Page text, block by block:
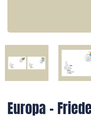
Europa -